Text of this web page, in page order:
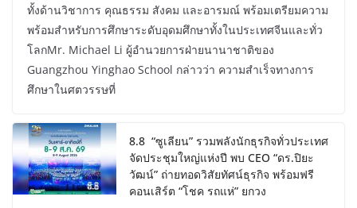
ทั้งด้านวิชาการ คุณธรรม สังคม และอารมณ์ พร้อมเตรียมความ
พร้อมสำหรับการศึกษาระดับอุดมศึกษาทั้งในประเทศจีนและทั่ว
โลกMr. Michael Li ผู้อำนวยการฝ่ายนานาชาติของ
Guangzhou Yinghao School กล่าวว่า ความสำเร็จทางการ
ศึกษาในศตวรรษที่
8.8 “ซูเลียน” รวมพลังนักธุรกิจทั่วประเทศ
จัดประชุมใหญ่แห่งปี พบ CEO “ดร.ปิยะ
วัฒน์” ถ่ายทอดวิสัยทัศน์ธุรกิจ พร้อมฟรี
คอนเสิร์ต “โชค รถแห่” ยกวง